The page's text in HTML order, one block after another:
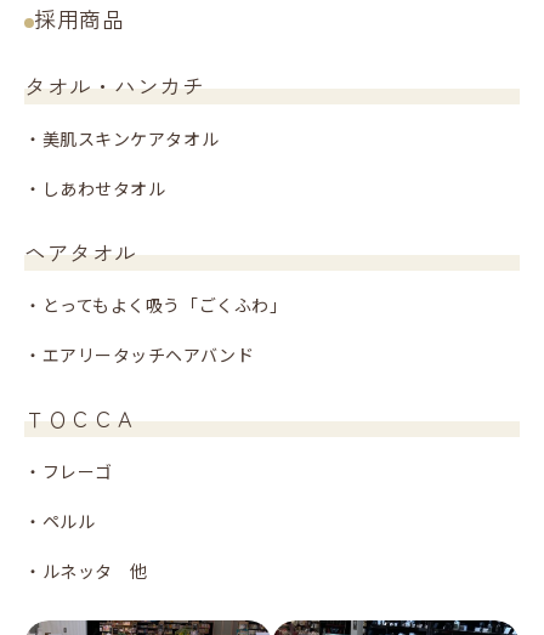
採用商品
タオル・ハンカチ
・美肌スキンケアタオル
・しあわせタオル
ヘアタオル
・とってもよく吸う「ごくふわ」
・エアリータッチヘアバンド
ＴＯＣＣＡ
・フレーゴ
・ペルル
・ルネッタ 他